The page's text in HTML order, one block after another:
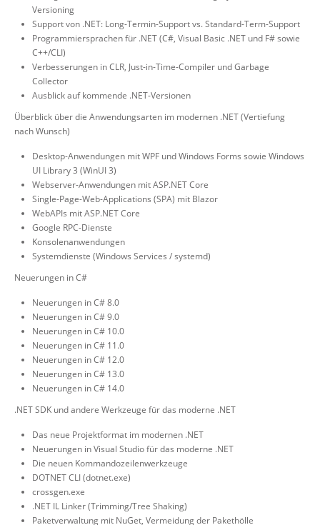
Versioning
Support von .NET: Long-Termin-Support vs. Standard-Term-Support
Programmiersprachen für .NET (C#, Visual Basic .NET und F# sowie
C++/CLI)
Verbesserungen in CLR, Just-in-Time-Compiler und Garbage
Collector
Ausblick auf kommende .NET-Versionen
Überblick über die Anwendungsarten im modernen .NET (Vertiefung
nach Wunsch)
Desktop-Anwendungen mit WPF und Windows Forms sowie Windows
UI Library 3 (WinUI 3)
Webserver-Anwendungen mit ASP.NET Core
Single-Page-Web-Applications (SPA) mit Blazor
WebAPIs mit ASP.NET Core
Google RPC-Dienste
Konsolenanwendungen
Systemdienste (Windows Services / systemd)
Neuerungen in C#
Neuerungen in C# 8.0
Neuerungen in C# 9.0
Neuerungen in C# 10.0
Neuerungen in C# 11.0
Neuerungen in C# 12.0
Neuerungen in C# 13.0
Neuerungen in C# 14.0
.NET SDK und andere Werkzeuge für das moderne .NET
Das neue Projektformat im modernen .NET
Neuerungen in Visual Studio für das moderne .NET
Die neuen Kommandozeilenwerkzeuge
DOTNET CLI (dotnet.exe)
crossgen.exe
.NET IL Linker (Trimming/Tree Shaking)
Paketverwaltung mit NuGet, Vermeidung der Pakethölle